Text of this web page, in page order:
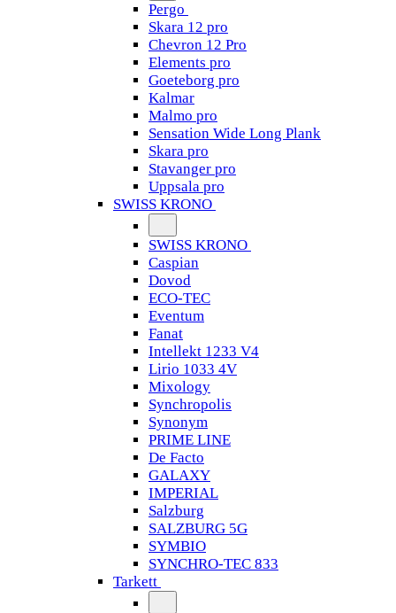
Pergo
Skara 12 pro
Chevron 12 Pro
Elements pro
Goeteborg pro
Kalmar
Malmo pro
Sensation Wide Long Plank
Skara pro
Stavanger pro
Uppsala pro
SWISS KRONO
SWISS KRONO
Caspian
Dovod
ECO-TEC
Eventum
Fanat
Intellekt 1233 V4
Lirio 1033 4V
Mixology
Synchropolis
Synonym
PRIME LINE
De Facto
GALAXY
IMPERIAL
Salzburg
SALZBURG 5G
SYMBIO
SYNCHRO-TEC 833
Tarkett